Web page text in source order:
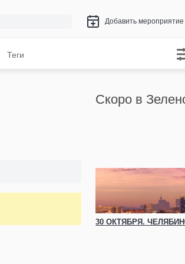
Добавить мероприятие
Теги
Скоро в
30 ОКТЯБРЯ.